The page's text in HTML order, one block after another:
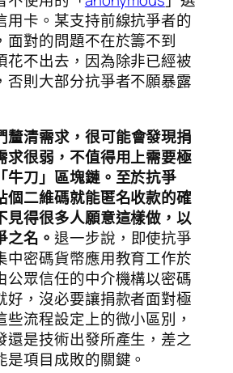
用卡。某支持前線抗爭者的
面對的問題不在於籌不到
花不出去，因為除非已經被
否則大部分抗爭者不願暴露
釐清需求，很可能會發現捐
求很弱，不值得用上需要極
牛刀」區塊鏈。至於抗爭
個二維碼就能匿名收款的確
見得很多人願意這樣做，以
之名。 退一步說，即使抗爭
中密碼貨幣應用教育工作於
公眾信任的中介機構以密碼
好，沒必要讓捐款者面對極
些流程設定上的微小區別，
還是技術出發所產生，差之
是項目成敗的關鍵。